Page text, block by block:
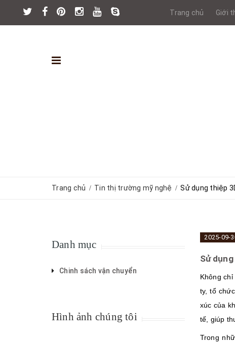
Trang chủ Giới
Trang chủ / Tin thị trường mỹ nghệ / Sử dụng thiệp
2025-09-
Sử
Không
ty, tổ
xúc của
tế, giúp
Trong
Danh mục
Chinh sách vận chuyển
Hình ảnh chúng tôi